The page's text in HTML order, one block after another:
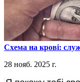
​Схема на крові:
28 нояб. 2025 г.